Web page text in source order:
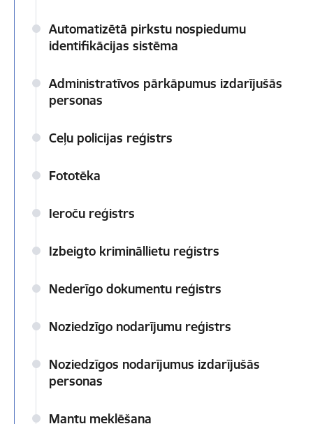
Automatizētā pirkstu nospiedumu
identifikācijas sistēma
Administratīvos pārkāpumus izdarījušās
personas
Ceļu policijas reģistrs
Fototēka
Ieroču reģistrs
Izbeigto krimināllietu reģistrs
Nederīgo dokumentu reģistrs
Noziedzīgo nodarījumu reģistrs
Noziedzīgos nodarījumus izdarījušās
personas
Mantu meklēšana